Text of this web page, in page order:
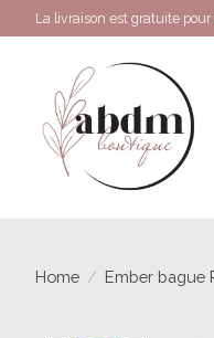
La livraison est gratuite
Home / Ember bague